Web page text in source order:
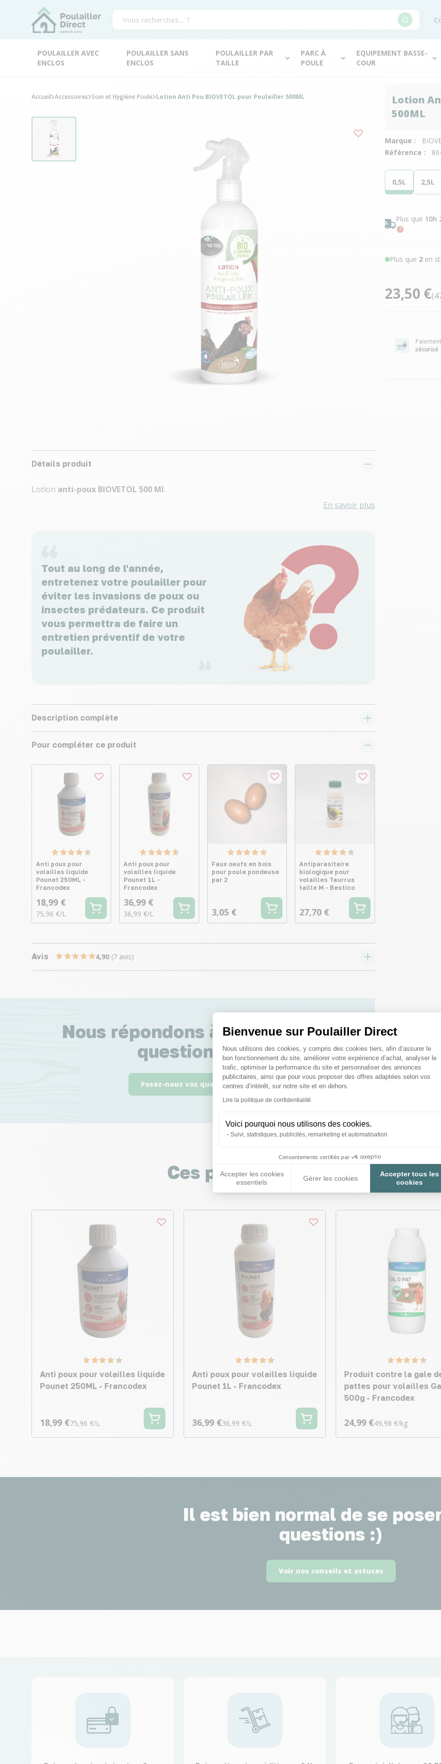
Bienvenue sur Poulailler Direct
Plateforme de Gestion du
Nous utilisons des cookies, y compris des cookies tiers, afin d’assurer le
bon fonctionnement du site, améliorer votre expérience d’achat, analyser le
trafic, optimiser la performance du site et personnaliser des annonces
publicitaires, ainsi que pour vous proposer des offres adaptées selon vos
centres d’intérêt, sur notre site et en dehors.
Lire la politique de confidentialité
Voici pourquoi nous utilisons des cookies.
Suivi, statistiques, publicités, remarketing et automatisation
Consentements certifiés par
Accepter les cookies
essentiels
Gérer les cookies
Accepter tous les
cookies
Axeptio consent
POULAILLER AVEC
ENCLOS
POULAILLER SANS
ENCLOS
POULAILLER PAR
TAILLE
PARC À
POULE
EQUIPEMENT BASSE-
COUR
Lotion
500ML
Marque :
Référence :
0,5L 2,5L
Plus que 10h
Plus que 2en
23,50 €
Paiement
sécurisé
Détails produit
Lotion anti-poux BIOVETOL 500 Ml.
En savoir plus
Tout au long de l'année,
entretenez votre poulailler pour
éviter les invasions de poux ou
insectes prédateurs. Ce produit
vous permettra de faire un
entretien préventif de votre
poulailler.
Description complète
Pour compléter ce produit
Anti poux pour
volailles liquide
Pounet 250ML -
Francodex
18,99 €
75,96 €/L
Anti poux pour
volailles liquide
Pounet 1L -
Francodex
36,99 €
36,99 €/L
Faux oeufs en bois
pour poule pondeuse
par 2
3,05 €
Antiparasitaire
biologique pour
volailles Taurrus
taille M - Bestico
27,70 €
Avis 4,90 (7 avis)
Nous répondons à toutes vos
questions ;)
Posez-nous vos questions
Accueil Accessoires Soin et Hygiène Poule Lotion Anti Pou BIOVETOL pour Poulailler 500ML
Ces produits peuvent vous
Anti poux pour volailles liquide
Pounet 250ML - Francodex
18,99 €75,96 €/L
Anti poux pour volailles liquide
Pounet 1L - Francodex
36,99 €36,99 €/L
Produit contre la gale
pattes pour volailles
500g - Francodex
24,99 €49,98 €/kg
Il est bien normal de se
questions :)
Voir nos conseils et astuces